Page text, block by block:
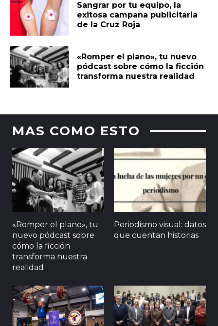
Sangrar por tu equipo, la
exitosa campaña publicitaria
de la Cruz Roja
«Romper el plano», tu nuevo
pódcast sobre cómo la ficción
transforma nuestra realidad
MAS COMO ESTO
«Romper el plano», tu
nuevo pódcast sobre
cómo la ficción
transforma nuestra
realidad
Periodismo visual: datos
que cuentan historias